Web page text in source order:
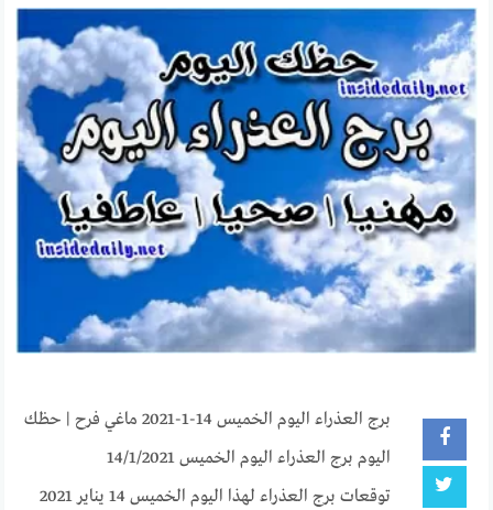
برج العذراء اليوم الخميس 14-1-2021 ماغي فرح | حظك
اليوم برج العذراء اليوم الخميس 14/1/2021
توقعات برج العذراء لهذا اليوم الخميس 14 يناير 2021